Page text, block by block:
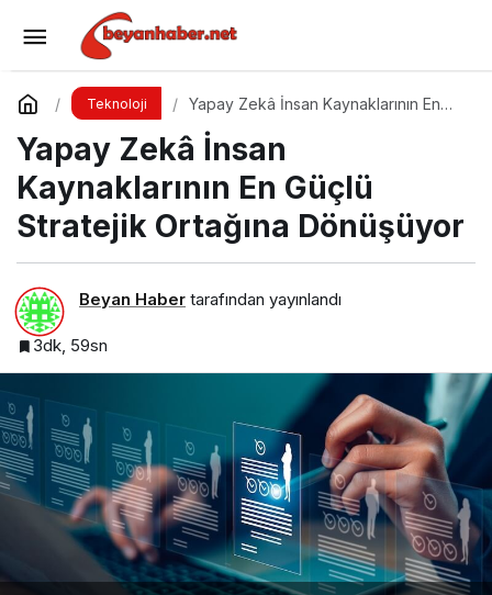
Teknoloji
Yapay Zekâ İnsan Kaynaklarının En
Yapay Zekâ İnsan
Kaynaklarının En Güçlü
Stratejik Ortağına Dönüşüyor
Beyan Haber tarafından yayınlandı
3dk, 59sn
Zararlı SVG Dosyalarına Karşı Hazır Olun
Yorum Yap